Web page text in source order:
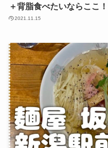
＋背脂食べたいならここ
2021.11.15